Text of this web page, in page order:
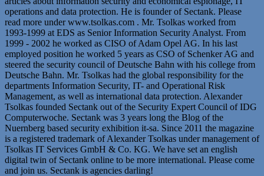
operations and data protection. He is founder of Sectank. Please
read more under www.tsolkas.com . Mr. Tsolkas worked from
1993-1999 at EDS as Senior Information Security Analyst. From
1999 - 2002 he worked as CISO of Adam Opel AG. In his last
employed position he worked 5 years as CSO of Schenker AG and
steered the security council of Deutsche Bahn with his college from
Deutsche Bahn. Mr. Tsolkas had the global responsibility for the
departments Information Security, IT- and Operational Risk
Management, as well as international data protection. Alexander
Tsolkas founded Sectank out of the Security Expert Council of IDG
Computerwoche. Sectank was 3 years long the Blog of the
Nuernberg based security exhibition it-sa. Since 2011 the magazine
is a registered trademark of Alexander Tsolkas under management of
Tsolkas IT Services GmbH & Co. KG. We have set an english
digital twin of Sectank online to be more international. Please come
and join us. Sectank is agencies darling!